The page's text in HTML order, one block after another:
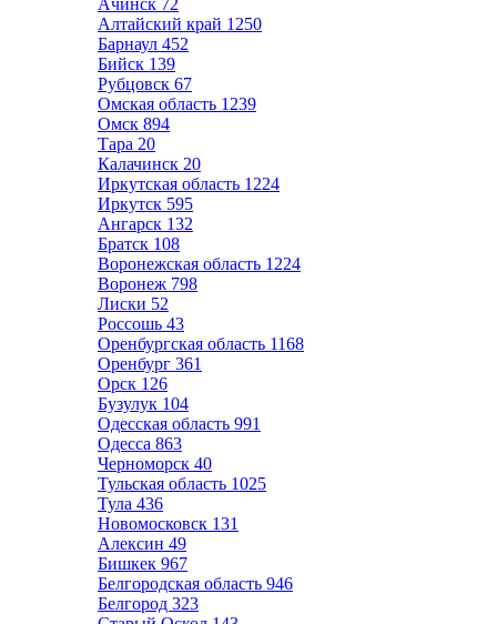
Ачинск 72
Алтайский край 1250
Барнаул 452
Бийск 139
Рубцовск 67
Омская область 1239
Омск 894
Тара 20
Калачинск 20
Иркутская область 1224
Иркутск 595
Ангарск 132
Братск 108
Воронежская область 1224
Воронеж 798
Лиски 52
Россошь 43
Оренбургская область 1168
Оренбург 361
Орск 126
Бузулук 104
Одесская область 991
Одесса 863
Черноморск 40
Тульская область 1025
Тула 436
Новомосковск 131
Алексин 49
Бишкек 967
Белгородская область 946
Белгород 323